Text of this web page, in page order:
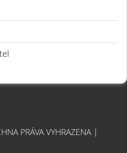
PRÁVA VYHRAZENA |